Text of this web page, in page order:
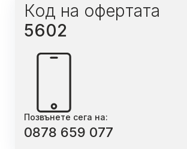
Код на офертата
5602
Позвънете сега на:
0878 659 077